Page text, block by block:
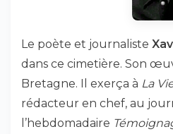
Le poète et journaliste
dans ce cimetière. Son
Bretagne. Il exerça à La
rédacteur en chef, au
l’hebdomadaire